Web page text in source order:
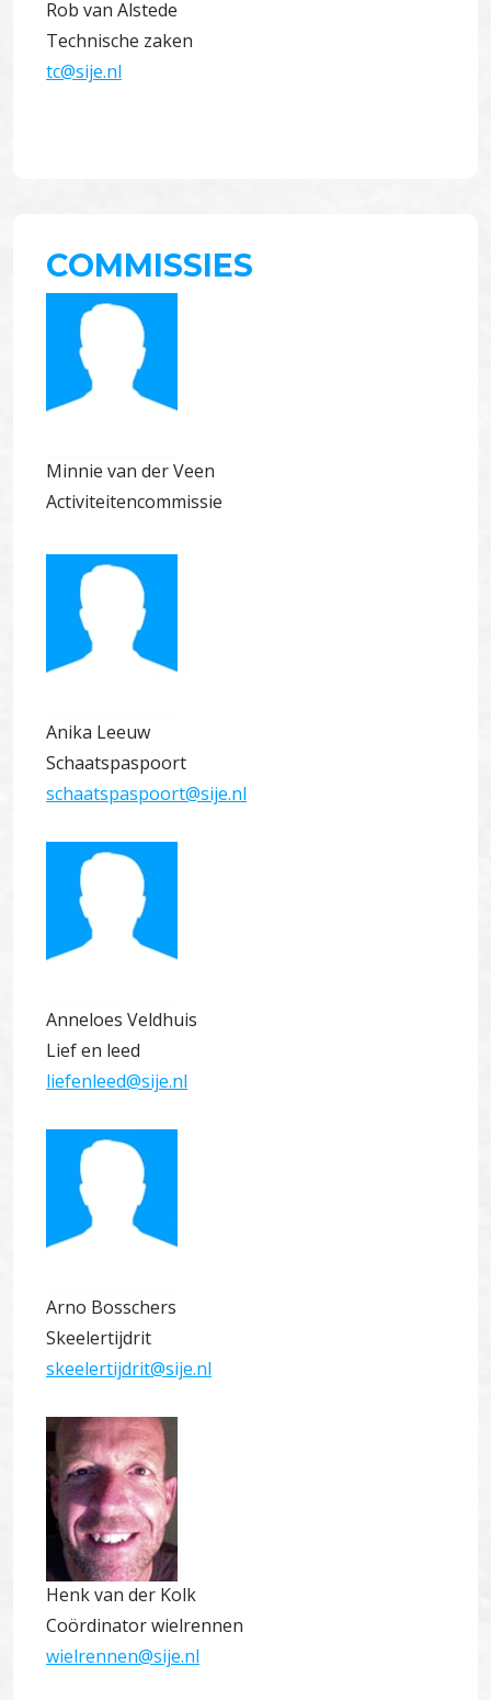
Rob van Alstede
Technische zaken
tc@sije.nl
COMMISSIES
Minnie van der Veen
Activiteitencommissie
Anika Leeuw
Schaatspaspoort
schaatspaspoort@sije.nl
Anneloes Veldhuis
Lief en leed
liefenleed@sije.nl
Arno Bosschers
Skeelertijdrit
skeelertijdrit@sije.nl
Henk van der Kolk
Coördinator wielrennen
wielrennen@sije.nl